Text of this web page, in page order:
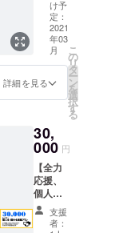
2021年
3月まで
とさせ
ていた
だきま
カーな
ど希望
の種目
を行い
ます。
期間終
了後、
メール
をお送
りさせ
て頂き
ます。
開催日
時や指
導内容
稚園
様、学
校関係
者様を
対象に
マッ
ト、跳
び箱、
指導
法、補
助法を
お伝え
させて
頂きま
す。時
間は２
け予
定：
2021
年03
月
詳細を見る
こ
の
リ
タ
ー
ン
を
選
択
す
る
30,
000 円
【全力
応援、
個人
名・団
体名掲
支援
者：